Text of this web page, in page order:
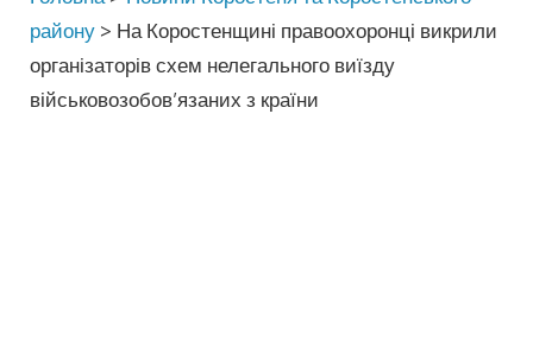
району > На Коростенщині правоохоронці викрили
організаторів схем нелегального виїзду
військовозобов’язаних з країни